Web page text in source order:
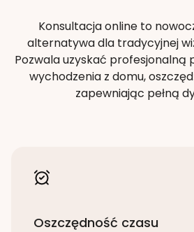
Konsultacja online to
alternatywa dla tradycyjnej
Pozwala uzyskać
wychodzenia z domu,
zapewniając pełną
Oszczędność czasu